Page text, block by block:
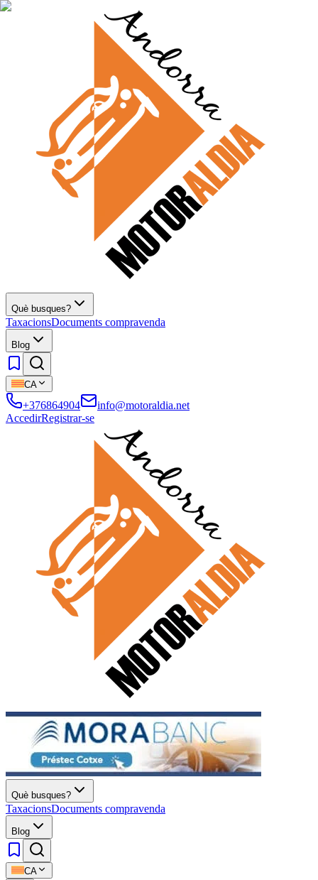
Què busques?
TaxacionsDocuments compravenda
Blog
CA
+376864904
info@motoraldia.net
AccedirRegistrar-se
Què busques?
TaxacionsDocuments compravenda
Blog
CA